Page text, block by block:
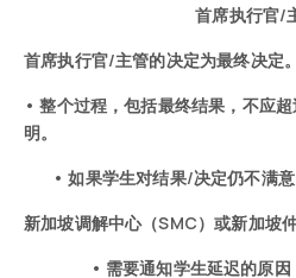
首席执行官/
首席执行官/主管的决定为最终决定。
• 整个过程，包括最终结果，不应
明。
• 如果学生对结果/决定仍不满
新加坡调解中心（SMC）或新加坡
• 需要通知学生延迟的原因